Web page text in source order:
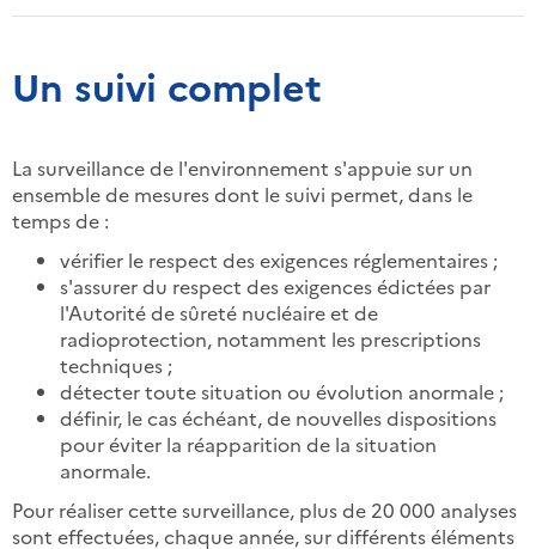
Un suivi complet
La surveillance de l'environnement s'appuie sur un
ensemble de mesures dont le suivi permet, dans le
temps de :
vérifier le respect des exigences réglementaires ;
s'assurer du respect des exigences édictées par
l'Autorité de sûreté nucléaire et de
radioprotection, notamment les prescriptions
techniques ;
détecter toute situation ou évolution anormale ;
définir, le cas échéant, de nouvelles dispositions
pour éviter la réapparition de la situation
anormale.
Pour réaliser cette surveillance, plus de 20 000 analyses
sont effectuées, chaque année, sur différents éléments